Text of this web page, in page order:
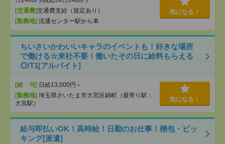
[交通費]交通費支給（規定あり）
[勤務地] 流通センター駅から車
気になる！
ちいさいかわいいキャラのイベントも！好きな場所
で働ける☆来社不要！働いたその日に給料もらえる
◎/T1[アルバイト]
[給 与] 日給13,000円～
[勤務地] 埼玉県さいたま市大宮区錦町（最寄り駅：
大宮駅）
気になる！
給与即払いOK！高時給！日勤のお仕事！梱包・ピッ
キング[派遣]